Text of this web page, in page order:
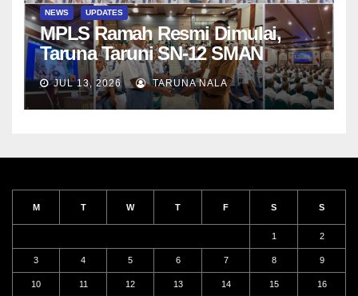
NEWS UPDATES
MPLS Ramah Resmi Dimulai,
Taruna Taruni SN-12 SMAN
Taruna Nala Jawa Timur Siap
Menjalani Tahun Ajaran Baru
JUL 13, 2026 TARUNA NALA
M T W T F S S
1 2
3 4 5 6 7 8 9
10 11 12 13 14 15 16